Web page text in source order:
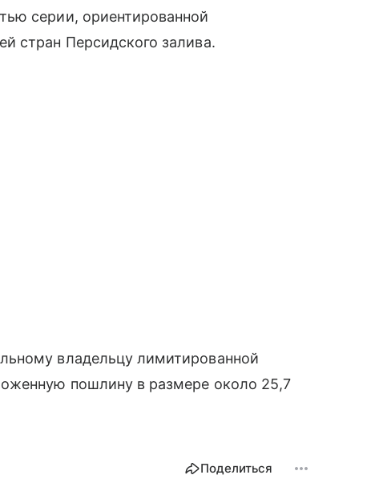
серии, ориентированной
стран Персидского залива.
владельцу лимитированной
пошлину в размере около 25,7
Поделиться